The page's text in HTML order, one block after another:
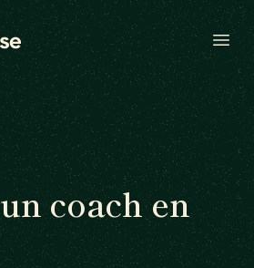
coach en